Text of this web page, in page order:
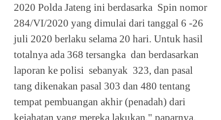
2020 Polda Jateng ini berdasarka Spin nomor
284/VI/2020 yang dimulai dari tanggal 6 -26
juli 2020 berlaku selama 20 hari. Untuk hasil
totalnya ada 368 tersangka dan berdasarkan
laporan ke polisi sebanyak 323, dan pasal
tang dikenakan pasal 303 dan 480 tentang
tempat pembuangan akhir (penadah) dari